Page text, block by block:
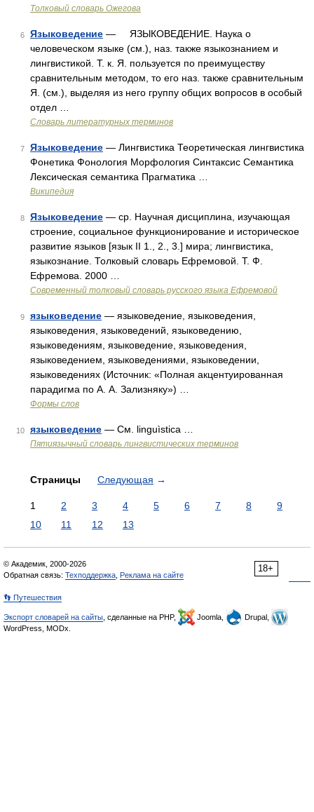
Толковый словарь Ожегова
6 Языковедение — ЯЗЫКОВЕДЕНИЕ. Наука о
человеческом языке (см.), наз. также языкознанием и
лингвистикой. Т. к. Я. пользуется по преимуществу
сравнительным методом, то его наз. также сравнительным
Я. (см.), выделяя из него группу общих вопросов в особый
отдел …
Словарь литературных терминов
7 Языковедение — Лингвистика Теоретическая лингвистика
Фонетика Фонология Морфология Синтаксис Семантика
Лексическая семантика Прагматика …
Википедия
8 Языковедение — ср. Научная дисциплина, изучающая
строение, социальное функционирование и историческое
развитие языков [язык II 1., 2., 3.] мира; лингвистика,
языкознание. Толковый словарь Ефремовой. Т. Ф.
Ефремова. 2000 …
Современный толковый словарь русского языка Ефремовой
9 языковедение — языковедение, языковедения,
языковедения, языковедений, языковедению,
языковедениям, языковедение, языковедения,
языковедением, языковедениями, языковедении,
языковедениях (Источник: «Полная акцентуированная
парадигма по А. А. Зализняку») …
Формы слов
10 языковедение — См. linguìstica …
Пятиязычный словарь лингвистических терминов
Страницы Следующая →
1 2 3 4 5 6 7 8
9
10
11 12 13
18+
© Академик, 2000-2026
Обратная связь: Техподдержка Реклама на сайте
👣 Путешествия
Экспорт словарей на сайты , сделанные на PHP, Joomla,
Drupal,
WordPress, MODx.